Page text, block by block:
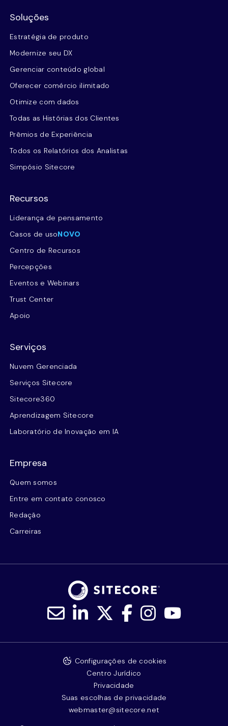
Soluções
Estratégia de produto
Modernize seu DX
Gerenciar conteúdo global
Oferecer comércio ilimitado
Otimize com dados
Todas as Histórias dos Clientes
Prêmios de Experiência
Todos os Relatórios dos Analistas
Simpósio Sitecore
Recursos
Liderança de pensamento
Casos de usoNOVO
Centro de Recursos
Percepções
Eventos e Webinars
Trust Center
Apoio
Serviços
Nuvem Gerenciada
Serviços Sitecore
Sitecore360
Aprendizagem Sitecore
Laboratório de Inovação em IA
Empresa
Quem somos
Entre em contato conosco
Redação
Carreiras
Configurações de cookies
Centro Jurídico
Privacidade
Suas escolhas de privacidade
webmaster@sitecore.net